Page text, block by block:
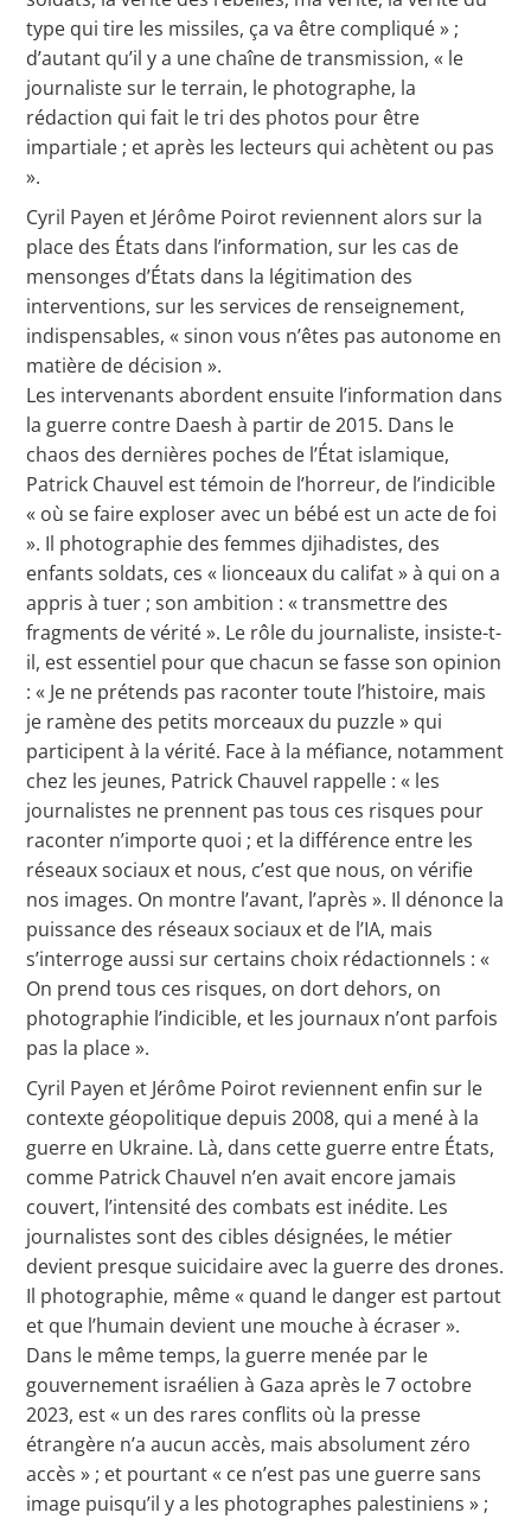
type qui tire les missiles, ça va être compliqué » ;
d’autant qu’il y a une chaîne de transmission, « le
journaliste sur le terrain, le photographe, la
rédaction qui fait le tri des photos pour être
impartiale ; et après les lecteurs qui achètent ou pas
».
Cyril Payen et Jérôme Poirot reviennent alors sur la
place des États dans l’information, sur les cas de
mensonges d’États dans la légitimation des
interventions, sur les services de renseignement,
indispensables, « sinon vous n’êtes pas autonome en
matière de décision ».
Les intervenants abordent ensuite l’information dans
la guerre contre Daesh à partir de 2015. Dans le
chaos des dernières poches de l’État islamique,
Patrick Chauvel est témoin de l’horreur, de l’indicible
« où se faire exploser avec un bébé est un acte de foi
». Il photographie des femmes djihadistes, des
enfants soldats, ces « lionceaux du califat » à qui on a
appris à tuer ; son ambition : « transmettre des
fragments de vérité ». Le rôle du journaliste, insiste-t-
il, est essentiel pour que chacun se fasse son opinion
: « Je ne prétends pas raconter toute l’histoire, mais
je ramène des petits morceaux du puzzle » qui
participent à la vérité. Face à la méfiance, notamment
chez les jeunes, Patrick Chauvel rappelle : « les
journalistes ne prennent pas tous ces risques pour
raconter n’importe quoi ; et la différence entre les
réseaux sociaux et nous, c’est que nous, on vérifie
nos images. On montre l’avant, l’après ». Il dénonce la
puissance des réseaux sociaux et de l’IA, mais
s’interroge aussi sur certains choix rédactionnels : «
On prend tous ces risques, on dort dehors, on
photographie l’indicible, et les journaux n’ont parfois
pas la place ».
Cyril Payen et Jérôme Poirot reviennent enfin sur le
contexte géopolitique depuis 2008, qui a mené à la
guerre en Ukraine. Là, dans cette guerre entre États,
comme Patrick Chauvel n’en avait encore jamais
couvert, l’intensité des combats est inédite. Les
journalistes sont des cibles désignées, le métier
devient presque suicidaire avec la guerre des drones.
Il photographie, même « quand le danger est partout
et que l’humain devient une mouche à écraser ».
Dans le même temps, la guerre menée par le
gouvernement israélien à Gaza après le 7 octobre
2023, est « un des rares conflits où la presse
étrangère n’a aucun accès, mais absolument zéro
accès » ; et pourtant « ce n’est pas une guerre sans
image puisqu’il y a les photographes palestiniens » ;